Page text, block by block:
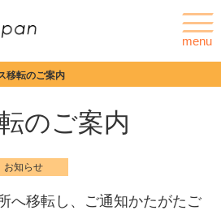
menu
移転のご案内
のご案内
お知らせ
へ移転し、ご通知かたがたご